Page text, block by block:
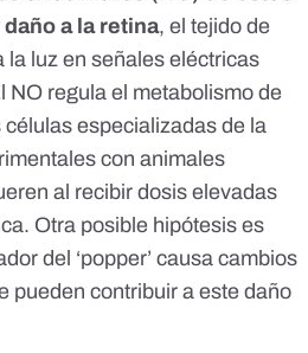
a la retina, el tejido de
la luz en señales eléctricas
NO regula el metabolismo de
células especializadas de la
con animales
al recibir dosis elevadas
Otra posible hipótesis es
del ‘popper’ causa cambios
pueden contribuir a este daño